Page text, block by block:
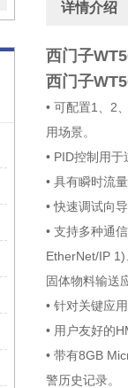
详情介绍
西门子
西门子
• 可配置1、2
用场景。
• PID控制用
• 具有瞬时流
• 快速调试向
• 支持多种通
EtherNet/IP
固体物料输送
• 针对关键应
• 用户友好的
• 带有8GB
警历史记录。